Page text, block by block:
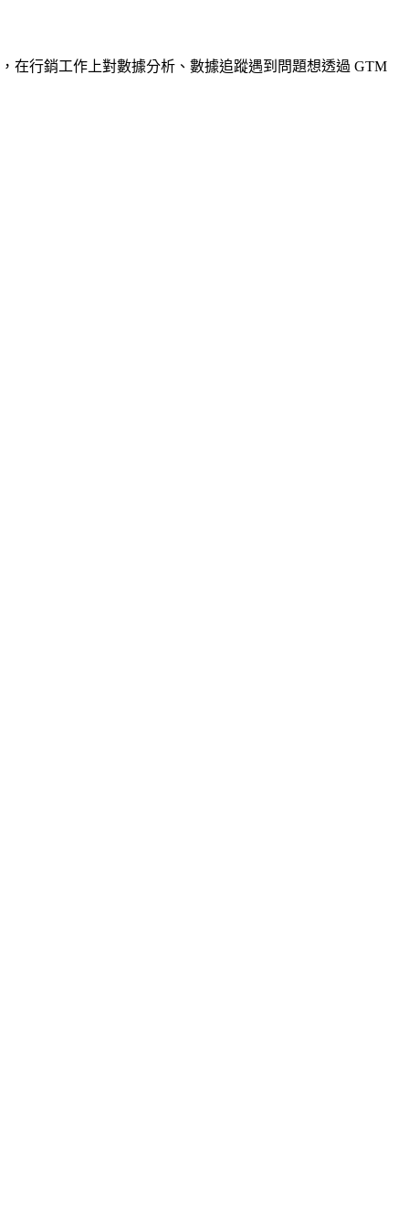
在行銷工作上對數據分析、數據追蹤遇到問題想透過 GTM